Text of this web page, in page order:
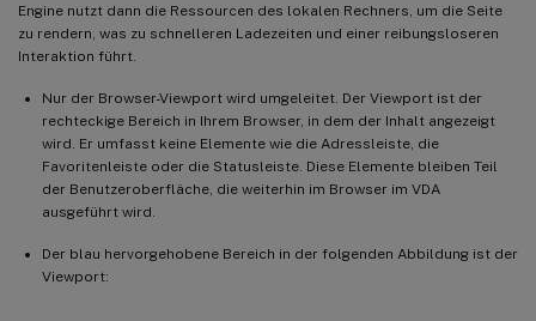
Engine nutzt dann die Ressourcen des lokalen Rechners, um die Seite
zu rendern, was zu schnelleren Ladezeiten und einer reibungsloseren
Interaktion führt.
Nur der Browser-Viewport wird umgeleitet. Der Viewport ist der
rechteckige Bereich in Ihrem Browser, in dem der Inhalt angezeigt
wird. Er umfasst keine Elemente wie die Adressleiste, die
Favoritenleiste oder die Statusleiste. Diese Elemente bleiben Teil
der Benutzeroberfläche, die weiterhin im Browser im VDA
ausgeführt wird.
Der blau hervorgehobene Bereich in der folgenden Abbildung ist der
Viewport: